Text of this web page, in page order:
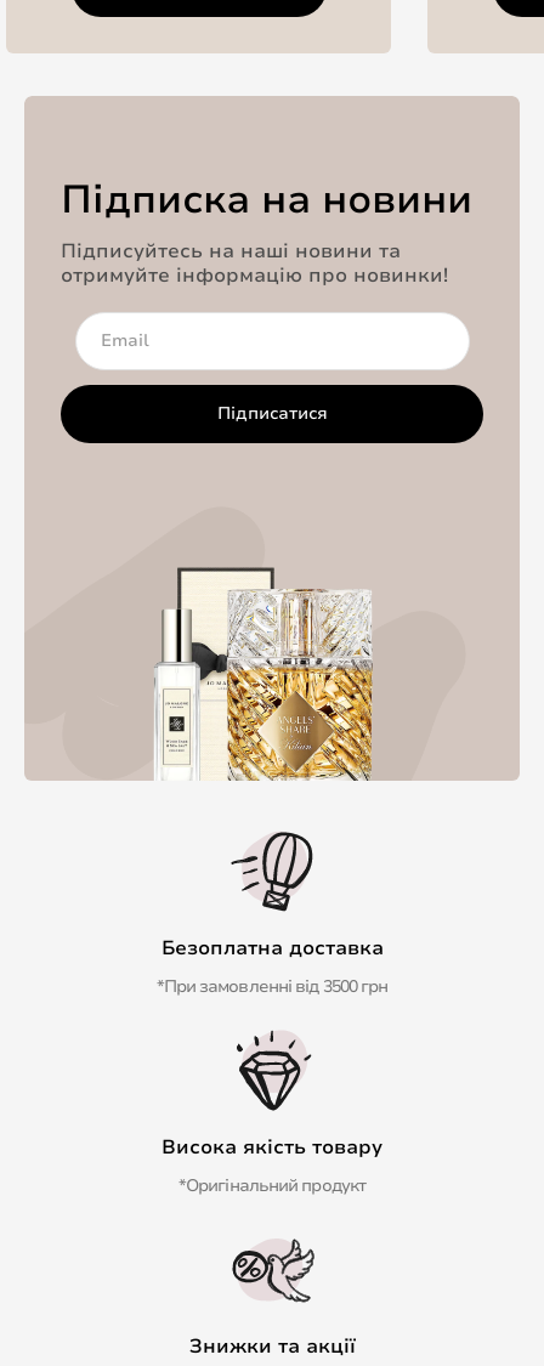
Підписка на новини
Підписуйтесь на наші новини та
отримуйте інформацію про новинки!
Підписатися
Безоплатна доставка
*При замовленні від 3500 грн
Висока якість товару
*Оригінальний продукт
Знижки та акції